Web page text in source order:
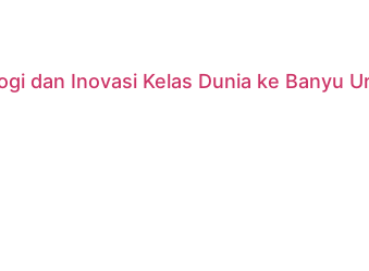
dan Inovasi Kelas Dunia ke Banyu